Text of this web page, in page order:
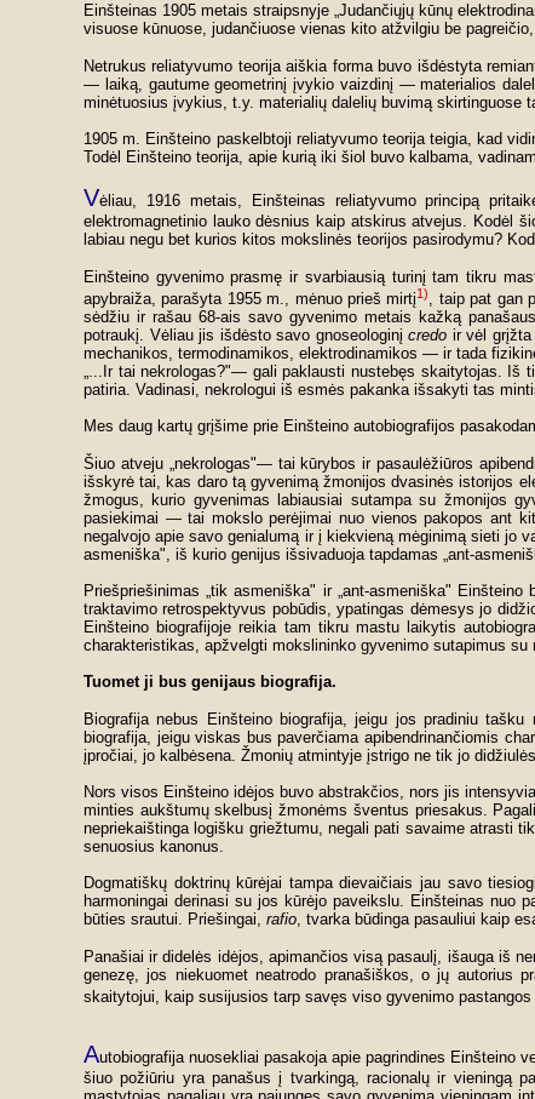
Einšteinas 1905 metais straipsnyje „Judančiųjų kūnų
visuose kūnuose, judančiuose vienas kito atžvilgiu be
Netrukus reliatyvumo teorija aiškia forma buvo išdėstyta
— laiką, gautume geometrinį įvykio vaizdinį — materialios
minėtuosius įvykius, t.y. materialių dalelių buvimą skirtinguose
1905 m. Einšteino paskelbtoji reliatyvumo teorija teigia, kad
Todėl Einšteino teorija, apie kurią iki šiol buvo kalbama,
Vėliau, 1916 metais, Einšteinas reliatyvumo principą
elektromagnetinio lauko dėsnius kaip atskirus atvejus. Kodėl
labiau negu bet kurios kitos mokslinės teorijos pasirodymu?
Einšteino gyvenimo prasmę ir svarbiausią turinį tam tikru
apybraiža, parašyta 1955 m., mėnuo prieš mirtį1), taip pat gan
sėdžiu ir rašau 68-ais savo gyvenimo metais kažką
potraukį. Vėliau jis išdėsto savo gnoseologinį credo ir vėl grįžta
mechanikos, termodinamikos, elektrodinamikos — ir tada
„...Ir tai nekrologas?"— gali paklausti nustebęs skaitytojas. Iš
patiria. Vadinasi, nekrologui iš esmės pakanka išsakyti tas
Mes daug kartų grįšime prie Einšteino autobiografijos
Šiuo atveju „nekrologas"— tai kūrybos ir pasaulėžiūros
išskyrė tai, kas daro tą gyvenimą žmonijos dvasinės istorijos
žmogus, kurio gyvenimas labiausiai sutampa su žmonijos
pasiekimai — tai mokslo perėjimai nuo vienos pakopos ant
negalvojo apie savo genialumą ir į kiekvieną mėginimą sieti jo
asmeniška", iš kurio genijus išsivaduoja tapdamas „ant-
Priešpriešinimas „tik asmeniška" ir „ant-asmeniška"
traktavimo retrospektyvus pobūdis, ypatingas dėmesys jo
Einšteino biografijoje reikia tam tikru mastu laikytis
charakteristikas, apžvelgti mokslininko gyvenimo sutapimus su
Tuomet ji bus genijaus biografija.
Biografija nebus Einšteino biografija, jeigu jos pradiniu
biografija, jeigu viskas bus paverčiama apibendrinančiomis
įpročiai, jo kalbėsena. Žmonių atmintyje įstrigo ne tik jo
Nors visos Einšteino idėjos buvo abstrakčios, nors jis
minties aukštumų skelbusį žmonėms šventus priesakus.
nepriekaištinga logišku griežtumu, negali pati savaime atrasti
senuosius kanonus.
Dogmatiškų doktrinų kūrėjai tampa dievaičiais jau savo
harmoningai derinasi su jos kūrėjo paveikslu. Einšteinas nuo
būties srautui. Priešingai, rafio, tvarka būdinga pasauliui kaip
Panašiai ir didelės idėjos, apimančios visą pasaulį, išauga iš
genezę, jos niekuomet neatrodo pranašiškos, o jų autorius
skaitytojui, kaip susijusios tarp savęs viso gyvenimo
Autobiografija nuosekliai pasakoja apie pagrindines Einšteino
šiuo požiūriu yra panašus į tvarkingą, racionalų ir vieningą